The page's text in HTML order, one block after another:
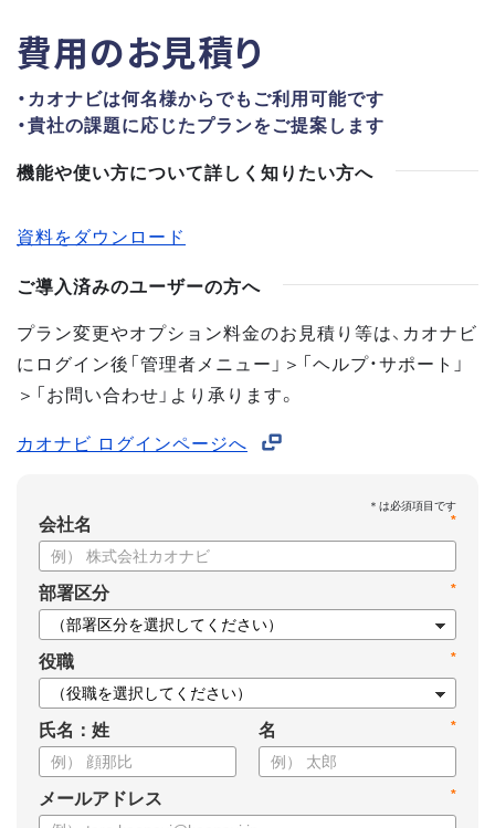
費用のお見積り
・カオナビは何名様からでもご利用可能です
・貴社の課題に応じたプランをご提案します
機能や使い方について詳しく知りたい方へ
資料をダウンロード
ご導入済みのユーザーの方へ
プラン変更やオプション料金のお見積り等は、カオナビ
にログイン後「管理者メニュー」＞「ヘルプ・サポート」
＞「お問い合わせ」より承ります。
カオナビ ログインページへ
*
会社名
*
部署区分
*
役職
氏名：姓 *
名
*
メールアドレス